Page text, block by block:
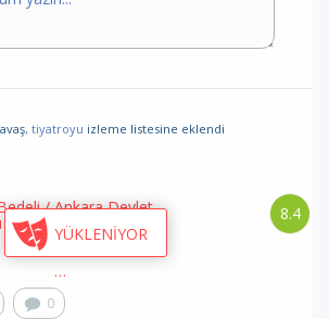
YÜKLENİYOR
, tiyatroyu izleme listesine eklendi
8.4
/ Ankara Devlet
0